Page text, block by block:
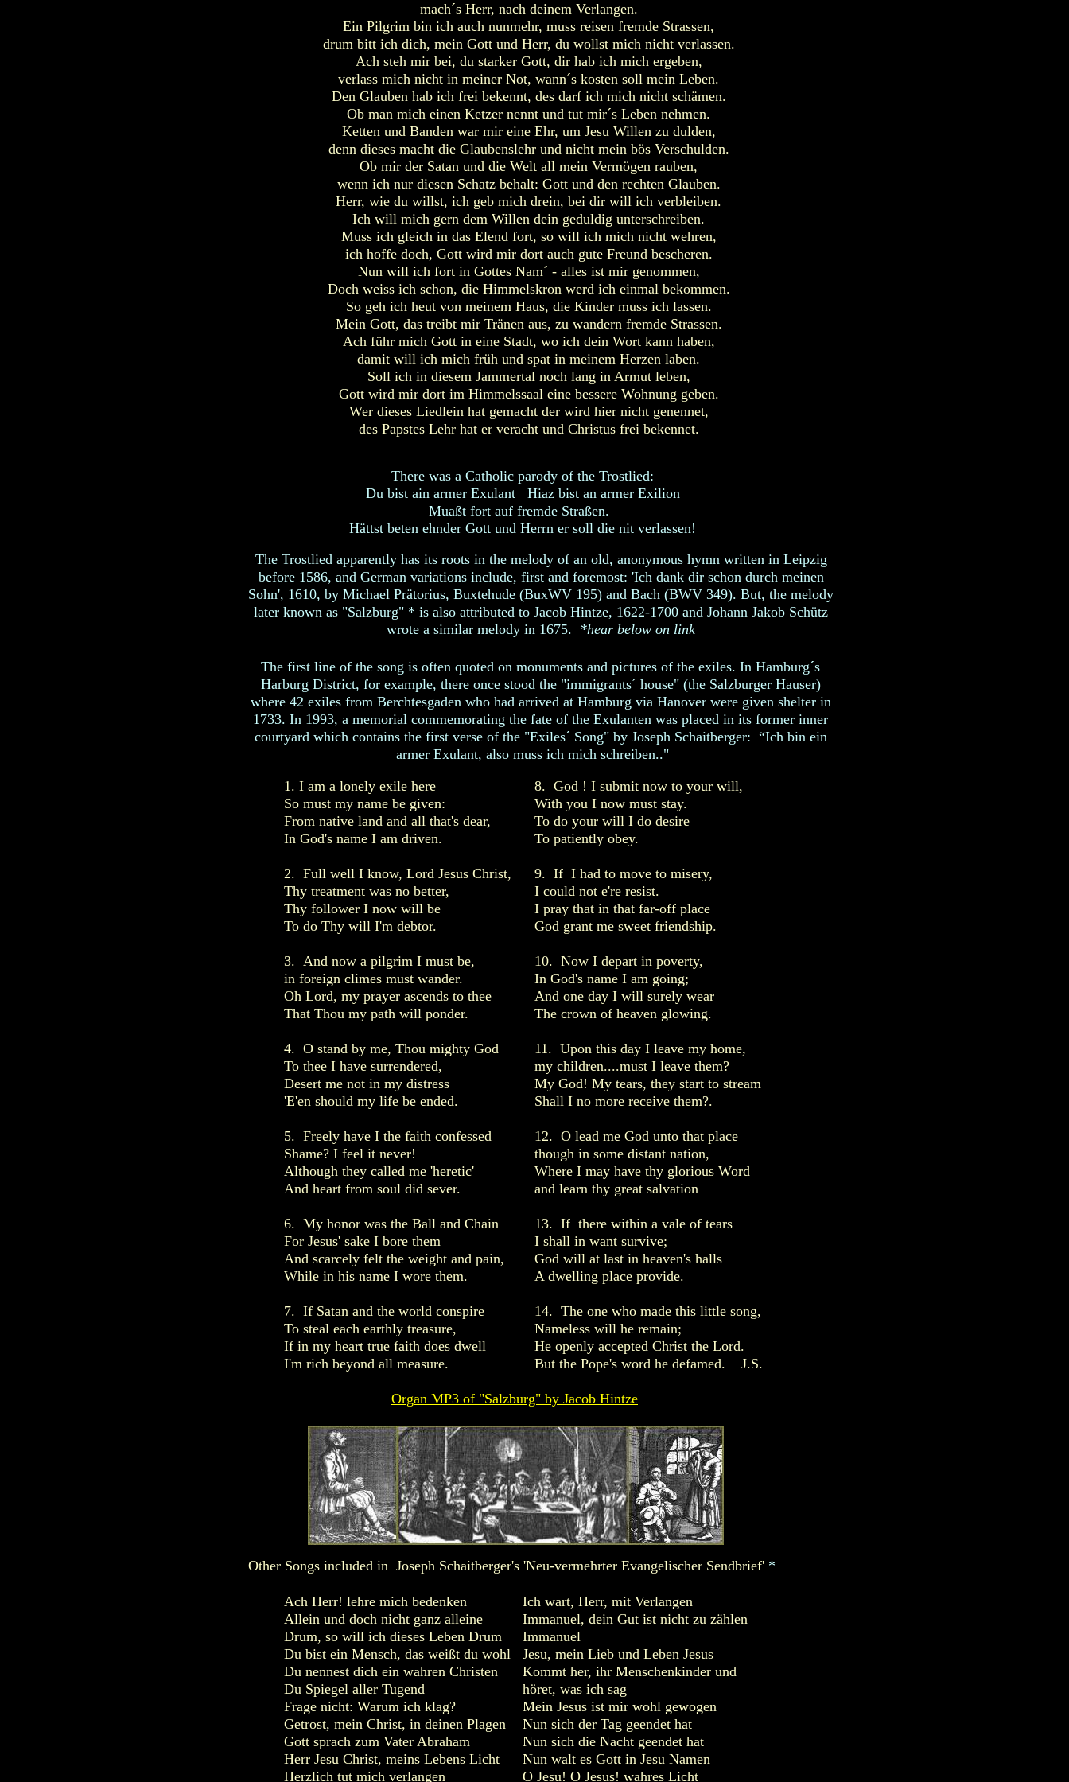
mach´s Herr, nach deinem Verlangen.
Ein Pilgrim bin ich auch nunmehr, muss reisen fremde Strassen,
drum bitt ich dich, mein Gott und Herr, du wollst mich nicht verlassen.
Ach steh mir bei, du starker Gott, dir hab ich mich ergeben,
verlass mich nicht in meiner Not, wann´s kosten soll mein Leben.
Den Glauben hab ich frei bekennt, des darf ich mich nicht schämen.
Ob man mich einen Ketzer nennt und tut mir´s Leben nehmen.
Ketten und Banden war mir eine Ehr, um Jesu Willen zu dulden,
denn dieses macht die Glaubenslehr und nicht mein bös Verschulden.
Ob mir der Satan und die Welt all mein Vermögen rauben,
wenn ich nur diesen Schatz behalt: Gott und den rechten Glauben.
Herr, wie du willst, ich geb mich drein, bei dir will ich verbleiben.
Ich will mich gern dem Willen dein geduldig unterschreiben.
Muss ich gleich in das Elend fort, so will ich mich nicht wehren,
ich hoffe doch, Gott wird mir dort auch gute Freund bescheren.
Nun will ich fort in Gottes Nam´ - alles ist mir genommen,
Doch weiss ich schon, die Himmelskron werd ich einmal bekommen.
So geh ich heut von meinem Haus, die Kinder muss ich lassen.
Mein Gott, das treibt mir Tränen aus, zu wandern fremde Strassen.
Ach führ mich Gott in eine Stadt, wo ich dein Wort kann haben,
damit will ich mich früh und spat in meinem Herzen laben.
Soll ich in diesem Jammertal noch lang in Armut leben,
Gott wird mir dort im Himmelssaal eine bessere Wohnung geben.
Wer dieses Liedlein hat gemacht der wird hier nicht genennet,
des Papstes Lehr hat er veracht und Christus frei bekennet.
There was a Catholic parody of the Trostlied:
Du bist ain armer Exulant Hiaz bist an armer Exilion
Muaßt fort auf fremde Straßen.
Hättst beten ehnder Gott und Herrn er soll die nit verlassen!
The Trostlied apparently has its roots in the melody of an old, anonymous hymn written in Leipzig
before 1586, and German variations include, first and foremost: 'Ich dank dir schon durch meinen
Sohn', 1610, by Michael Prätorius, Buxtehude (BuxWV 195) and Bach (BWV 349). But, the melody
later known as "Salzburg" * is also attributed to Jacob Hintze, 1622-1700 and Johann Jakob Schütz
wrote a similar melody in 1675. *hear below on link
The first line of the song is often quoted on monuments and pictures of the exiles. In Hamburg´s
Harburg District, for example, there once stood the "immigrants´ house" (the Salzburger Hauser)
where 42 exiles from Berchtesgaden who had arrived at Hamburg via Hanover were given shelter in
1733. In 1993, a memorial commemorating the fate of the Exulanten was placed in its former inner
courtyard which contains the first verse of the "Exiles´ Song" by Joseph Schaitberger: “Ich bin ein
armer Exulant, also muss ich mich schreiben.."
1. I am a lonely exile here
So must my name be given:
From native land and all that's dear,
In God's name I am driven.
2. Full well I know, Lord Jesus Christ,
Thy treatment was no better,
Thy follower I now will be
To do Thy will I'm debtor.
3. And now a pilgrim I must be,
in foreign climes must wander.
Oh Lord, my prayer ascends to thee
That Thou my path will ponder.
4. O stand by me, Thou mighty God
To thee I have surrendered,
Desert me not in my distress
'E'en should my life be ended.
5. Freely have I the faith confessed
Shame? I feel it never!
Although they called me 'heretic'
And heart from soul did sever.
6. My honor was the Ball and Chain
For Jesus' sake I bore them
And scarcely felt the weight and pain,
While in his name I wore them.
7. If Satan and the world conspire
To steal each earthly treasure,
If in my heart true faith does dwell
I'm rich beyond all measure.
8. God ! I submit now to your will,
With you I now must stay.
To do your will I do desire
To patiently obey.
9. If I had to move to misery,
I could not e're resist.
I pray that in that far-off place
God grant me sweet friendship.
10. Now I depart in poverty,
In God's name I am going;
And one day I will surely wear
The crown of heaven glowing.
11. Upon this day I leave my home,
my children....must I leave them?
My God! My tears, they start to stream
Shall I no more receive them?.
12. O lead me God unto that place
though in some distant nation,
Where I may have thy glorious Word
and learn thy great salvation
13. If there within a vale of tears
I shall in want survive;
God will at last in heaven's halls
A dwelling place provide.
14. The one who made this little song,
Nameless will he remain;
He openly accepted Christ the Lord.
But the Pope's word he defamed. J.S.
Ach Herr! lehre mich bedenken
Allein und doch nicht ganz alleine
Drum, so will ich dieses Leben Drum
Du bist ein Mensch, das weißt du wohl
Du nennest dich ein wahren Christen
Du Spiegel aller Tugend
Frage nicht: Warum ich klag?
Getrost, mein Christ, in deinen Plagen
Gott sprach zum Vater Abraham
Herr Jesu Christ, meins Lebens Licht
Herzlich tut mich verlangen
Ich wart, Herr, mit Verlangen
Immanuel, dein Gut ist nicht zu zählen
Immanuel
Jesu, mein Lieb und Leben Jesus
Kommt her, ihr Menschenkinder und
höret, was ich sag
Mein Jesus ist mir wohl gewogen
Nun sich der Tag geendet hat
Nun sich die Nacht geendet hat
Nun walt es Gott in Jesu Namen
O Jesu! O Jesus! wahres Licht
Other Songs included in Joseph Schaitberger's 'Neu-vermehrter Evangelischer Sendbrief' *
Organ MP3 of "Salzburg" by Jacob Hintze